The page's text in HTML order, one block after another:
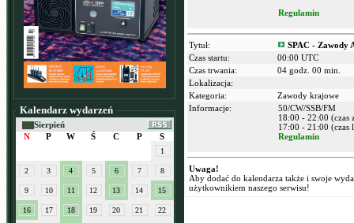
Kalendarz wydarzeń
Sierpień
N
P W Ś C P S
1
2 3 4 5 6 7 8
9 10 11 12 13 14 15
16 17 18 19 20 21 22
Regulamin
Tytuł:
SPAC - Zawody
Czas startu:
00:00 UTC
Czas trwania:
04 godz. 00 min.
Lokalizacja:
Kategoria:
Zawody krajowe
Informacje:
50/CW/SSB/FM
18:00 - 22:00 (czas
17:00 - 21:00 (czas
Regulamin
Uwaga!
Aby dodać do kalendarza także i swoje
użytkownikiem naszego serwisu!